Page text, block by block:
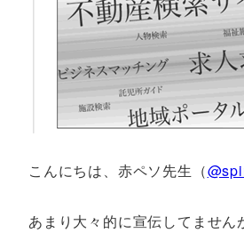
こんにちは、赤ペソ先生（
あまり大々的に宣伝してません